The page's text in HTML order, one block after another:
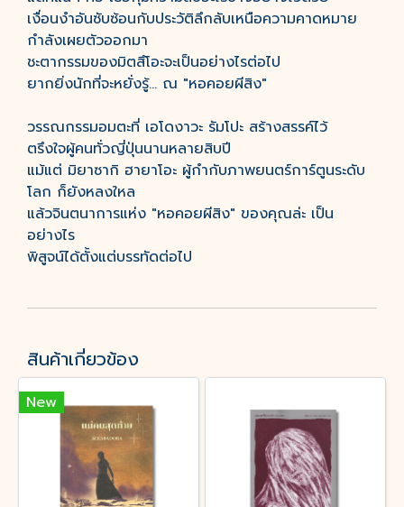
เงื่อนงำอันซับซ้อนกับประวัติลึกลับเหนือความคาดหมาย
กำลังเผยตัวออกมา
ชะตากรรมของมิตสึโอะจะเป็นอย่างไรต่อไป
ยากยิ่งนักที่จะหยั่งรู้... ณ "หอคอยผีสิง"
วรรณกรรมอมตะที่ เอโดงาวะ รัมโปะ สร้างสรรค์ไว้
ตรึงใจผู้คนทั่วญี่ปุ่นนานหลายสิบปี
แม้แต่ มิยาซากิ ฮายาโอะ ผู้กำกับภาพยนตร์การ์ตูนระดับ
โลก ก็ยังหลงใหล
แล้วจินตนาการแห่ง "หอคอยผีสิง" ของคุณล่ะ เป็น
อย่างไร
พิสูจน์ได้ตั้งแต่บรรทัดต่อไป
สินค้าเกี่ยวข้อง
New